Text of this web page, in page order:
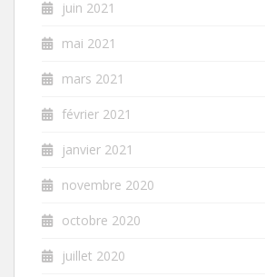
juin 2021
mai 2021
mars 2021
février 2021
janvier 2021
novembre 2020
octobre 2020
juillet 2020